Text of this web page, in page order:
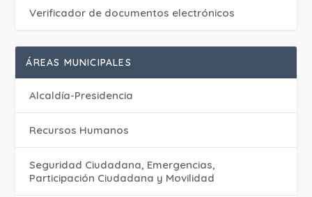
Verificador de documentos electrónicos
ÁREAS MUNICIPALES
Alcaldía-Presidencia
Recursos Humanos
Seguridad Ciudadana, Emergencias,
Participación Ciudadana y Movilidad